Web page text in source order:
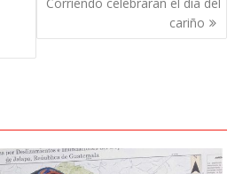
cariño